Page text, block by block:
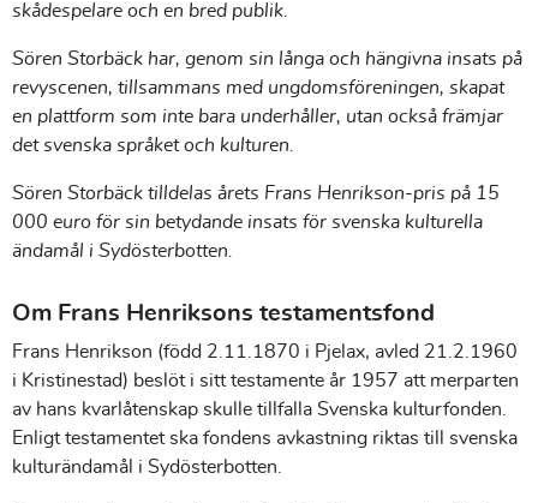
skådespelare och en bred publik.
Sören Storbäck har, genom sin långa och hängivna insats på
revyscenen, tillsammans med ungdomsföreningen, skapat
en plattform som inte bara underhåller, utan också främjar
det svenska språket och kulturen.
Sören Storbäck tilldelas årets Frans Henrikson-pris på 15
000 euro för sin betydande insats för svenska kulturella
ändamål i Sydösterbotten.
Om Frans Henriksons testamentsfond
Frans Henrikson (född 2.11.1870 i Pjelax, avled 21.2.1960
i Kristinestad) beslöt i sitt testamente år 1957 att merparten
av hans kvarlåtenskap skulle tillfalla Svenska kulturfonden.
Enligt testamentet ska fondens avkastning riktas till svenska
kulturändamål i Sydösterbotten.